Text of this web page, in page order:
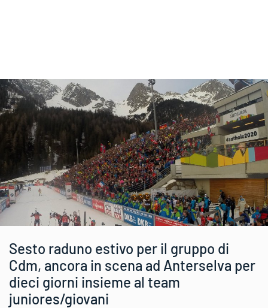
Sesto raduno estivo per il gruppo di
Cdm, ancora in scena ad Anterselva per
dieci giorni insieme al team
juniores/giovani